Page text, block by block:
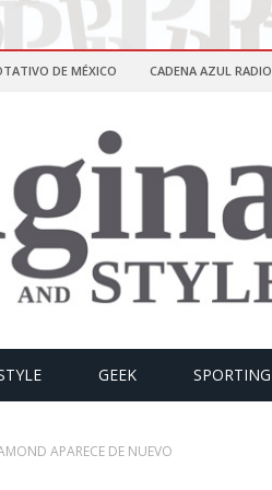
DE MÉXICO CADENA AZUL RADIO
GEEK SPORTING
APARECE DE NUEVO